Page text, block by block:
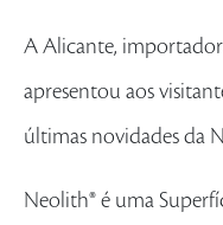
A Alicante,
apresentou aos
últimas novidades da
Neolith® é uma